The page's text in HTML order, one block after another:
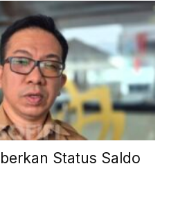
Status Saldo